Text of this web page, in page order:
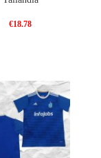
€18.78